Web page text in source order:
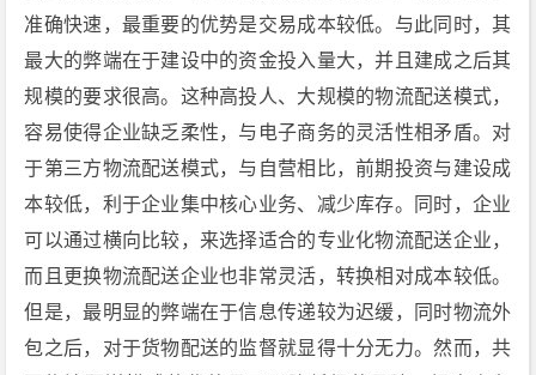
准确快速，最重要的优势是交易成本较低。与此同时，其
最大的弊端在于建设中的资金投入量大，并且建成之后其
规模的要求很高。这种高投人、大规模的物流配送模式，
容易使得企业缺乏柔性，与电子商务的灵活性相矛盾。对
于第三方物流配送模式，与自营相比，前期投资与建设成
本较低，利于企业集中核心业务、减少库存。同时，企业
可以通过横向比较，来选择适合的专业化物流配送企业，
而且更换物流配送企业也非常灵活，转换相对成本较低。
但是，最明显的弊端在于信息传递较为迟缓，同时物流外
包之后，对于货物配送的监督就显得十分无力。然而，共